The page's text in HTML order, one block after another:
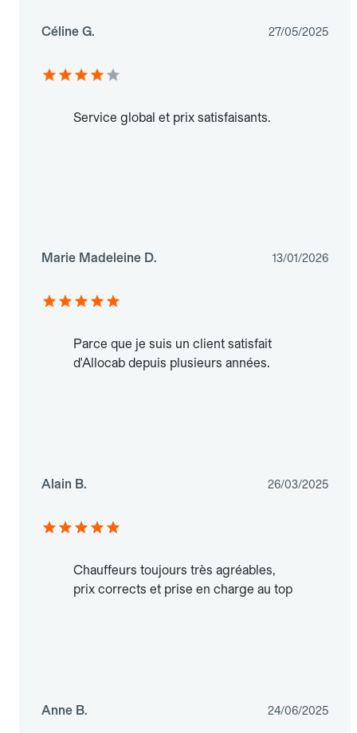
Céline G. 27/05/2025
Service global et prix satisfaisants.
Marie Madeleine D. 13/01/2026
Parce que je suis un client satisfait
d'Allocab depuis plusieurs années.
Alain B. 26/03/2025
Chauffeurs toujours très agréables,
prix corrects et prise en charge au top
Anne B. 24/06/2025